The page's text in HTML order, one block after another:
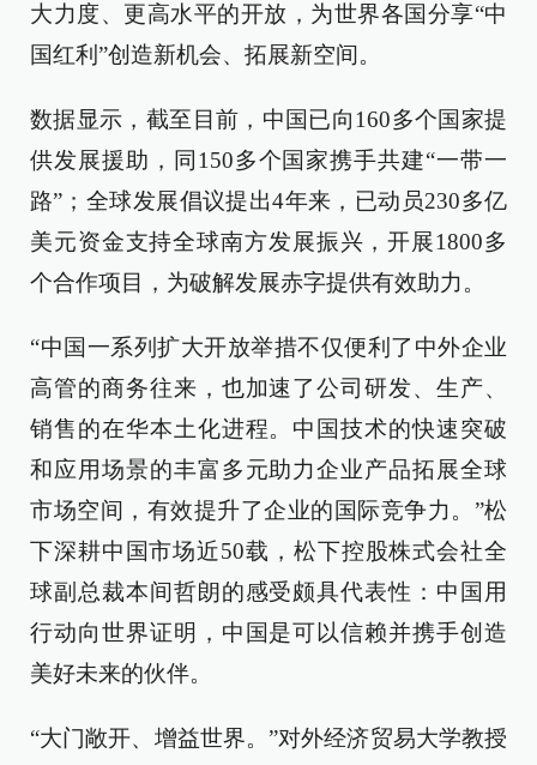
大力度、更高水平的开放，为世界各国分享“中
国红利”创造新机会、拓展新空间。
数据显示，截至目前，中国已向160多个国家提
供发展援助，同150多个国家携手共建“一带一
路”；全球发展倡议提出4年来，已动员230多亿
美元资金支持全球南方发展振兴，开展1800多
个合作项目，为破解发展赤字提供有效助力。
“中国一系列扩大开放举措不仅便利了中外企业
高管的商务往来，也加速了公司研发、生产、
销售的在华本土化进程。中国技术的快速突破
和应用场景的丰富多元助力企业产品拓展全球
市场空间，有效提升了企业的国际竞争力。”松
下深耕中国市场近50载，松下控股株式会社全
球副总裁本间哲朗的感受颇具代表性：中国用
行动向世界证明，中国是可以信赖并携手创造
美好未来的伙伴。
“大门敞开、增益世界。”对外经济贸易大学教授